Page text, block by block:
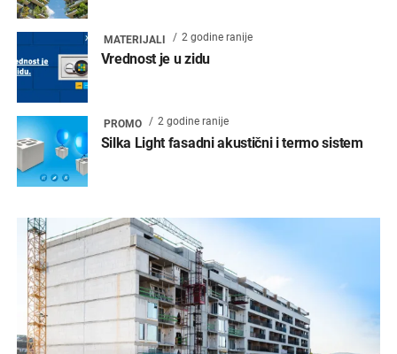
MATERIJALI 2 godine ranije
Vrednost je u zidu
PROMO 2 godine ranije
Silka Light fasadni akustični i termo sistem